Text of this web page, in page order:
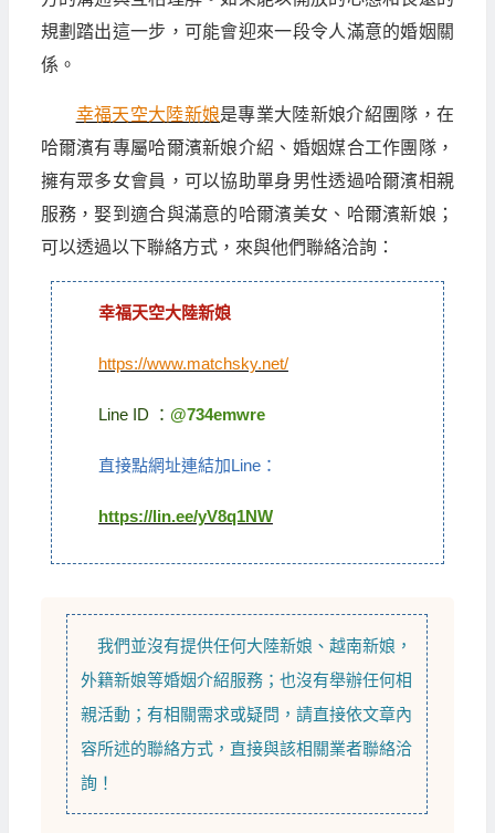
規劃踏出這一步，可能會迎來一段令人滿意的婚姻關
係。
幸福天空大陸新娘是專業大陸新娘介紹團隊，在
哈爾濱有專屬哈爾濱新娘介紹、婚姻媒合工作團隊，
擁有眾多女會員，可以協助單身男性透過哈爾濱相親
服務，娶到適合與滿意的哈爾濱美女、哈爾濱新娘；
可以透過以下聯絡方式，來與他們聯絡洽詢：
幸福天空大陸新娘
https://www.matchsky.net/
Line ID ： @734emwre
直接點網址連結加Line：
https://lin.ee/yV8q1NW
我們並沒有提供任何大陸新娘 、越南新娘 ，
外籍新娘等婚姻介紹服務；也沒有舉辦任何相
親活動；有相關需求或疑問，請直接依文章內
容所述的聯絡方式，直接與該相關業者聯絡洽
詢！